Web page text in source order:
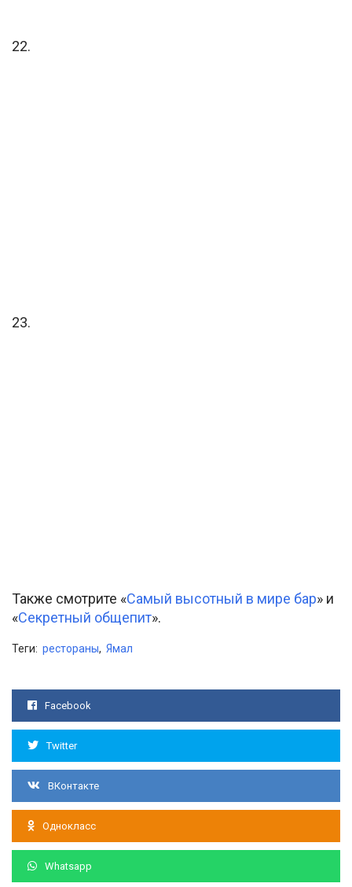
22.
23.
Также смотрите «Самый высотный в мире бар» и
«Секретный общепит».
Теги: рестораны, Ямал
Facebook
Twitter
ВКонтакте
Однокласс
Whatsapp